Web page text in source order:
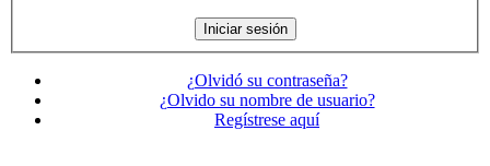
¿Olvidó su contraseña?
¿Olvido su nombre de usuario?
Regístrese aquí